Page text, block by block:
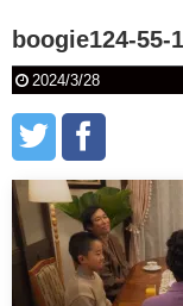
boogie124-55-1
2024/3/28